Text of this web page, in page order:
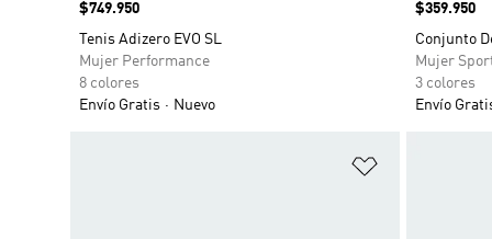
Precio
$749.950
Tenis Adizero EVO SL
Mujer Performance
8 colores
Envío Gratis
Nuevo
Precio
$359.950
Conjunto
Mujer
3 colores
Envío